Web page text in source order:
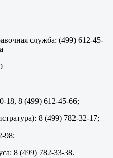
служба: (499) 612-45-
18, 8 (499) 612-45-66;
8 (499) 782-32-17;
98;
8 (499) 782-33-38.